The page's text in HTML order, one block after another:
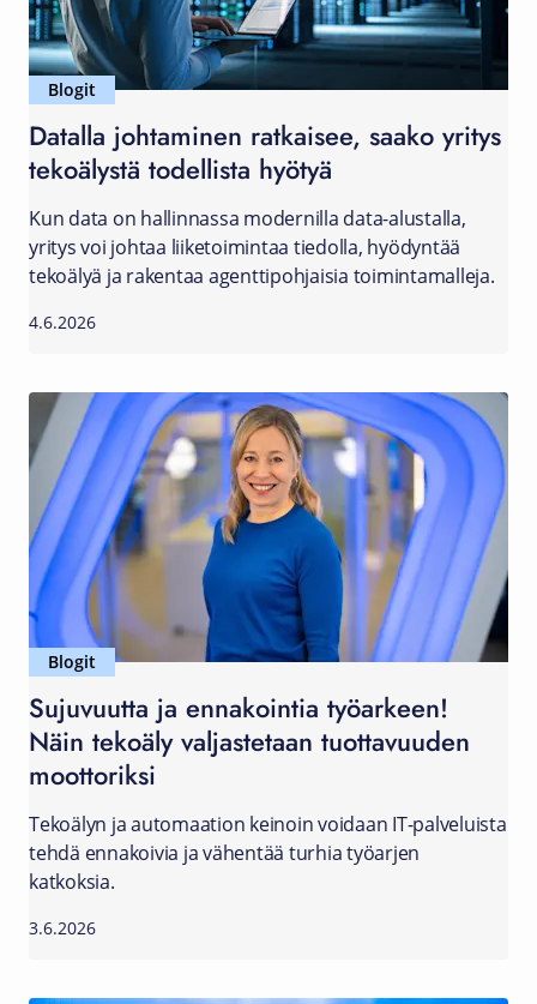
Blogit
Datalla johtaminen ratkaisee, saako yritys
tekoälystä todellista hyötyä
Kun data on hallinnassa modernilla data-alustalla,
yritys voi johtaa liiketoimintaa tiedolla, hyödyntää
tekoälyä ja rakentaa agenttipohjaisia toimintamalleja.
4.6.2026
Blogit
Sujuvuutta ja ennakointia työarkeen!
Näin tekoäly valjastetaan tuottavuuden
moottoriksi
Tekoälyn ja automaation keinoin voidaan IT-palveluista
tehdä ennakoivia ja vähentää turhia työarjen
katkoksia.
3.6.2026